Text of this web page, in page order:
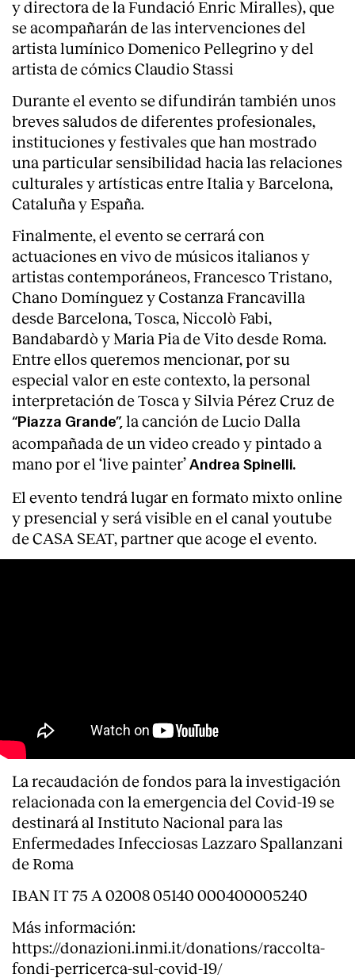
Servicios
y directora de la Fundació Enric Miralles), que
se acompañarán de las intervenciones del
artista lumínico Domenico Pellegrino y del
artista de cómics Claudio Stassi
Durante el evento se difundirán también unos
breves saludos de diferentes profesionales,
instituciones y festivales que han mostrado
una particular sensibilidad hacia las relaciones
culturales y artísticas entre Italia y Barcelona,
Cataluña y España.
Finalmente, el evento se cerrará con
actuaciones en vivo de músicos italianos y
artistas contemporáneos, Francesco Tristano,
Chano Domínguez y Costanza Francavilla
desde Barcelona, Tosca, Niccolò Fabi,
Bandabardò y Maria Pia de Vito desde Roma.
Entre ellos queremos mencionar, por su
especial valor en este contexto, la personal
interpretación de Tosca y Silvia Pérez Cruz de
“Piazza Grande”, la canción de Lucio Dalla
acompañada de un video creado y pintado a
mano por el ‘live painter’ Andrea Spinelli.
El evento tendrá lugar en formato mixto online
y presencial y será visible en el canal youtube
de CASA SEAT, partner que acoge el evento.
La recaudación de fondos para la investigación
relacionada con la emergencia del Covid-19 se
destinará al Instituto Nacional para las
Enfermedades Infecciosas Lazzaro Spallanzani
de Roma
IBAN IT 75 A 02008 05140 000400005240
Más información:
https://donazioni.inmi.it/donations/raccolta-
fondi-perricerca-sul-covid-19/